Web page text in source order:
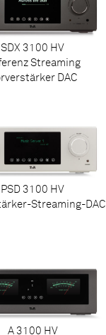
SDX 3100 HV
Streaming
DAC
PSD 3100 HV
Streaming-DAC
A 3100 HV